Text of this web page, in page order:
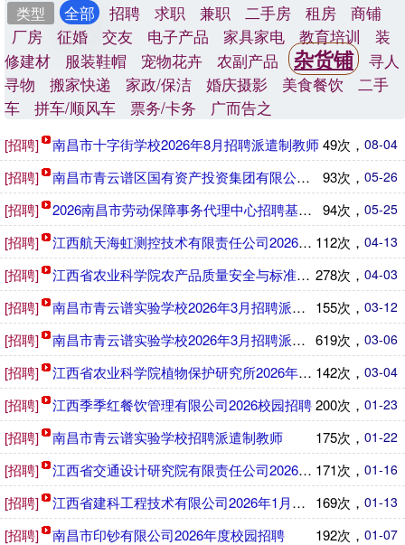
类型 全部 招聘 求职 兼职 二手房 租房
商铺
厂房
征婚 交友 电子产品 家具家电 教育培训
装
修建材
服装鞋帽 宠物花卉 农副产品 杂货铺
寻人
寻物
搬家快递 家政/保洁 婚庆摄影 美食餐饮
二手
车
拼车/顺风车 票务/卡务 广而告之
08-04
49次，
[招聘] 南昌市十字街学校2026年8月招聘派遣制教师
05-26
93次，
[招聘] 南昌市青云谱区国有资产投资集团有限公司2026年公开招聘
05-25
94次，
[招聘] 2026南昌市劳动保障事务代理中心招聘基层就业服务专岗人
04-13
112次，
[招聘] 江西航天海虹测控技术有限责任公司2026年招聘工作人员公
04-03
278次，
[招聘] 江西省农业科学院农产品质量安全与标准研究所2026年招聘
03-12
155次，
[招聘] 南昌市青云谱实验学校2026年3月招聘派遣制教师
03-06
619次，
[招聘] 南昌市青云谱实验学校2026年3月招聘派遣制教师
03-04
142次，
[招聘] 江西省农业科学院植物保护研究所2026年招聘编外科研助理
01-23
200次，
[招聘] 江西季季红餐饮管理有限公司2026校园招聘
01-22
175次，
[招聘] 南昌市青云谱实验学校招聘派遣制教师
01-16
171次，
[招聘] 江西省交通设计研究院有限责任公司2026年1月招聘劳务派
01-13
169次，
[招聘] 江西省建科工程技术有限公司2026年1月招聘工作人员
01-07
192次，
[招聘] 南昌市印钞有限公司2026年度校园招聘